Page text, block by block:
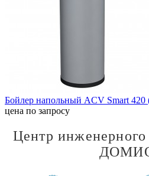
Бойлер напольный ACV Smart 420
цена по запросу
Центр инженерного